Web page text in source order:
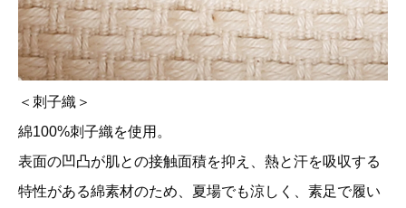
＜刺子織＞
綿100%刺子織を使用。
表面の凹凸が肌との接触面積を抑え、熱と汗を吸収する
特性がある綿素材のため、夏場でも涼しく、素足で履い